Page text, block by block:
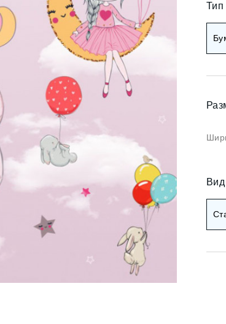
Белые фотообои
Коричневые
Черные фотообои
Красные фотообои
Оранжевые
Желтые фотообои
Зеленые фотообои
Голубые фотообои
Синие фотообои
Тип
Вид